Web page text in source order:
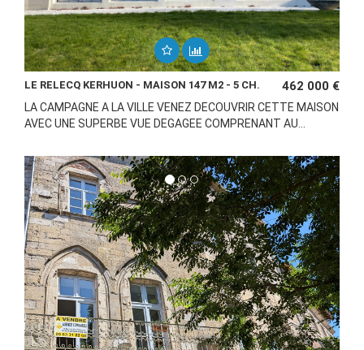
LE RELECQ KERHUON - MAISON 147 M2 - 5 CH. 462 000 €
LA CAMPAGNE A LA VILLE VENEZ DECOUVRIR CETTE MAISON
AVEC UNE SUPERBE VUE DEGAGEE COMPRENANT AU...